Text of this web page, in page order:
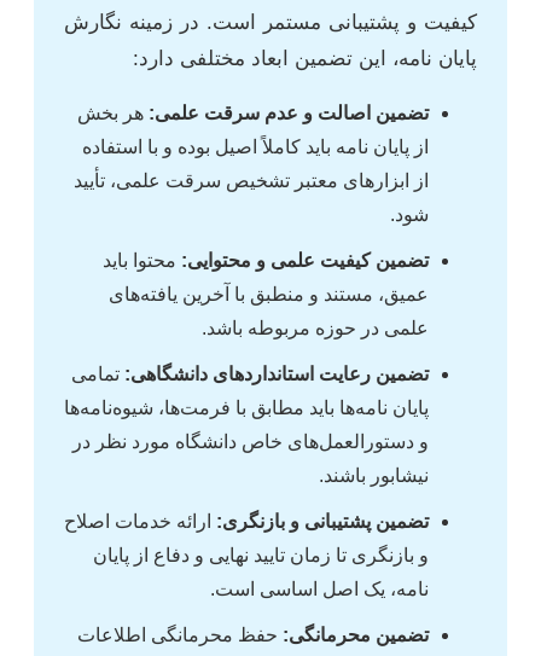
کیفیت و پشتیبانی مستمر است. در زمینه نگارش
پایان نامه، این تضمین ابعاد مختلفی دارد:
تضمین اصالت و عدم سرقت علمی: هر بخش
از پایان نامه باید کاملاً اصیل بوده و با استفاده
از ابزارهای معتبر تشخیص سرقت علمی، تأیید
شود.
تضمین کیفیت علمی و محتوایی: محتوا باید
عمیق، مستند و منطبق با آخرین یافته‌های
علمی در حوزه مربوطه باشد.
تضمین رعایت استانداردهای دانشگاهی: تمامی
پایان نامه‌ها باید مطابق با فرمت‌ها، شیوه‌نامه‌ها
و دستورالعمل‌های خاص دانشگاه مورد نظر در
نیشابور باشند.
تضمین پشتیبانی و بازنگری: ارائه خدمات اصلاح
و بازنگری تا زمان تایید نهایی و دفاع از پایان
نامه، یک اصل اساسی است.
تضمین محرمانگی: حفظ محرمانگی اطلاعات